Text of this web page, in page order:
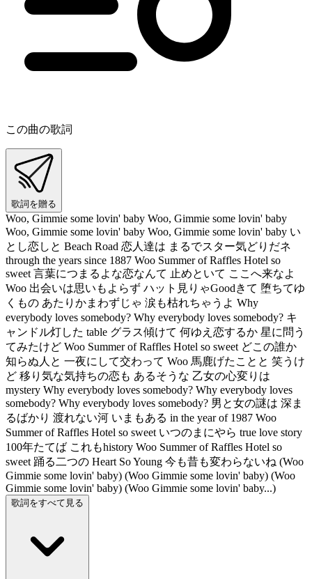
この曲の歌詞
歌詞を贈る
Woo, Gimmie some lovin' baby Woo, Gimmie some lovin' baby
Woo, Gimmie some lovin' baby Woo, Gimmie some lovin' baby い
とし恋しと Beach Road 恋人達は まるでスター気どりだネ
through the years since 1887 Woo Summer of Raffles Hotel so
sweet 言葉につまるよな恋なんて 止めといて ここへ来なよ
Woo 出会いは思いもよらず ハット見りゃGoodきて 堕ちてゆ
くもの あたりかまわずじゃ 涙も枯れちゃうよ Why
everybody loves somebody? Why everybody loves somebody? キ
ャンドル灯した table グラス傾けて 何ゆえ恋するか 星に問う
てみたけど Woo Summer of Raffles Hotel so sweet どこの誰か
知らぬ人と 一夜にして交わって Woo 馬鹿げたことと 笑うけ
ど 移り気な気持ちの恋も あるそうな 乙女の心変りは
mystery Why everybody loves somebody? Why everybody loves
somebody? Why everybody loves somebody? 男と女の謎は 深ま
るばかり 渡れない河 いまもある in the year of 1987 Woo
Summer of Raffles Hotel so sweet いつのまにやら true love story
100年たてば これもhistory Woo Summer of Raffles Hotel so
sweet 踊る二つの Heart So Young 今も昔も変わらないね (Woo
Gimmie some lovin' baby) (Woo Gimmie some lovin' baby) (Woo
Gimmie some lovin' baby) (Woo Gimmie some lovin' baby...)
歌詞をすべて見る